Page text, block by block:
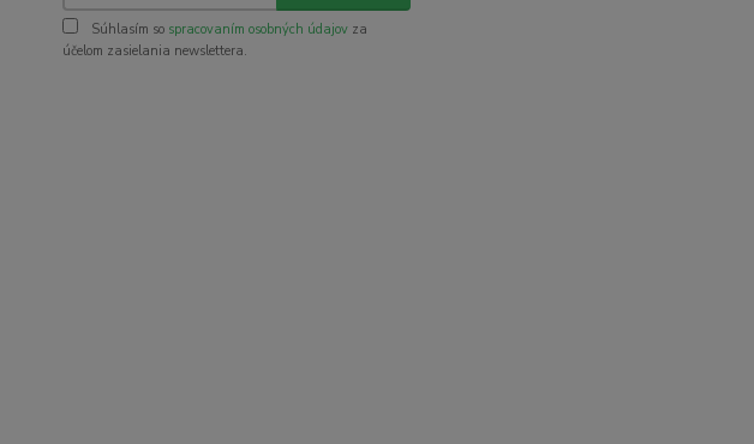
Súhlasím so spracovaním osobných údajov za
účelom zasielania newslettera.